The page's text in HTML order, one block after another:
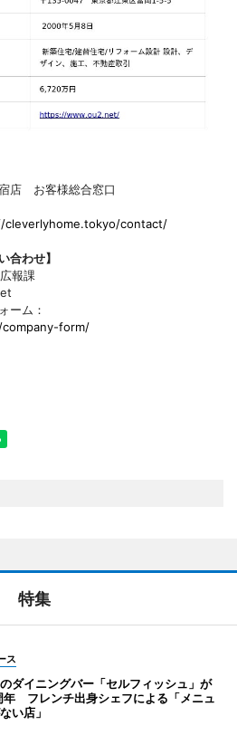
店 お客様総合窓口
cleverlyhome.tokyo/contact/
合わせ】
報課
ーム：
form/
特集
ス
ダイニングバー「セルフィッシュ」が
フレンチ出身シェフによる「メニュ
い店」